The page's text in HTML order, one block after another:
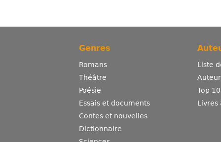
Genres
Romans
Théâtre
Poésie
Essais et documents
Contes et nouvelles
Dictionnaire
Liste
Top
Livres